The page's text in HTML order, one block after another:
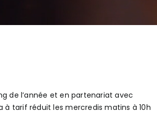
de l’année et en partenariat avec
à tarif réduit les mercredis matins à 10h